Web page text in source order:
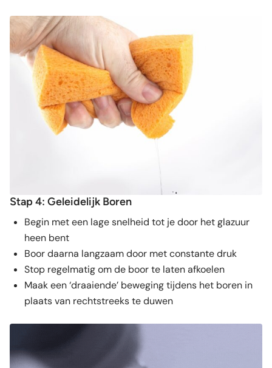
Stap 4: Geleidelijk Boren
Begin met een lage snelheid tot je door het glazuur
heen bent
Boor daarna langzaam door met constante druk
Stop regelmatig om de boor te laten afkoelen
Maak een ‘draaiende’ beweging tijdens het boren in
plaats van rechtstreeks te duwen